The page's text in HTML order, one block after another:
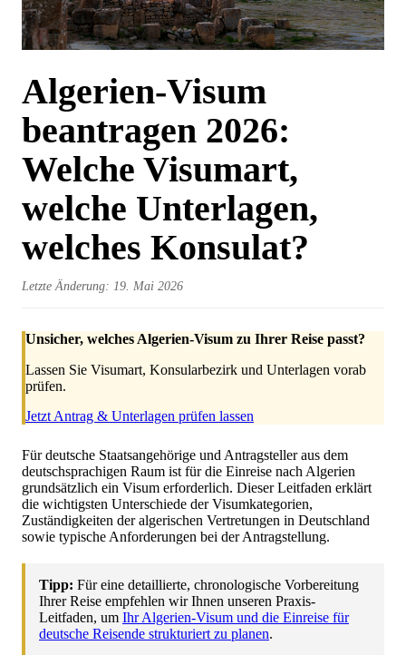
Algerien-Visum
beantragen 2026:
Welche Visumart,
welche Unterlagen,
welches Konsulat?
Letzte Änderung: 19. Mai 2026
Unsicher, welches Algerien-Visum zu Ihrer Reise passt?
Lassen Sie Visumart, Konsularbezirk und Unterlagen vorab
prüfen.
Jetzt Antrag & Unterlagen prüfen lassen
Für deutsche Staatsangehörige und Antragsteller aus dem
deutschsprachigen Raum ist für die Einreise nach Algerien
grundsätzlich ein Visum erforderlich. Dieser Leitfaden erklärt
die wichtigsten Unterschiede der Visumkategorien,
Zuständigkeiten der algerischen Vertretungen in Deutschland
sowie typische Anforderungen bei der Antragstellung.
Tipp: Für eine detaillierte, chronologische Vorbereitung
Ihrer Reise empfehlen wir Ihnen unseren Praxis-
Leitfaden, um Ihr Algerien-Visum und die Einreise für
deutsche Reisende strukturiert zu planen.